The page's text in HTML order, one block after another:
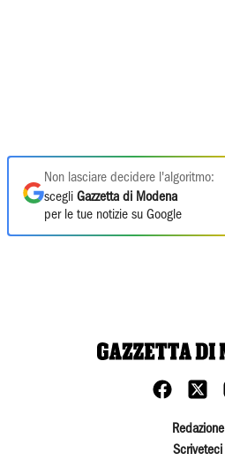
Non lasciare decidere l'algoritmo:
scegli Gazzetta di Modena
per le tue notizie su Google
Redazione
Scriveteci